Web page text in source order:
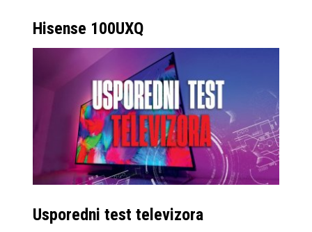
Hisense 100UXQ
Usporedni test televizora